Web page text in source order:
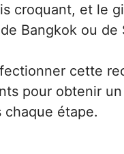
croquant, et le
Bangkok ou de
cette
pour obtenir
chaque étape.